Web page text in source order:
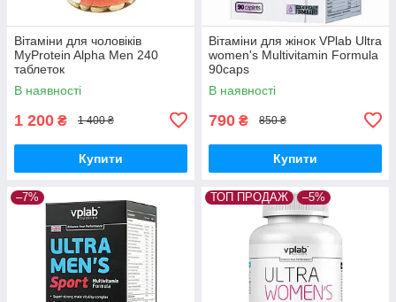
Вітаміни для чоловіків
MyProtein Alpha Men 240
таблеток
В наявності
1 200 ₴ 1 400 ₴
Купити
Вітаміни для жінок VPlab Ultra
women's Multivitamin Formula
90caps
В наявності
790 ₴ 850 ₴
Купити
–7% ТОП ПРОДАЖ –5%